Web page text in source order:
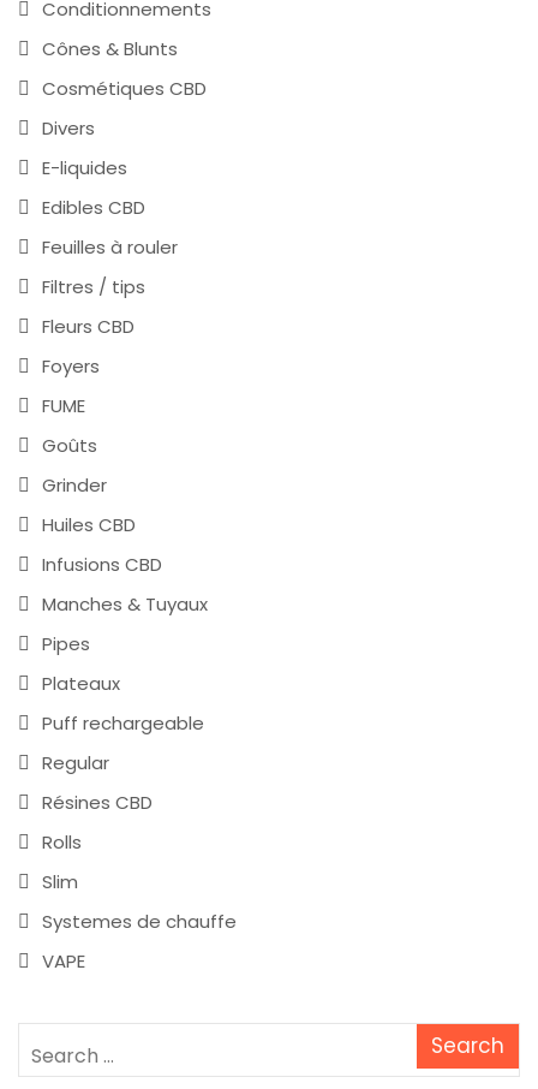
Conditionnements
Cônes & Blunts
Cosmétiques CBD
Divers
E-liquides
Edibles CBD
Feuilles à rouler
Filtres / tips
Fleurs CBD
Foyers
FUME
Goûts
Grinder
Huiles CBD
Infusions CBD
Manches & Tuyaux
Pipes
Plateaux
Puff rechargeable
Regular
Résines CBD
Rolls
Slim
Systemes de chauffe
VAPE